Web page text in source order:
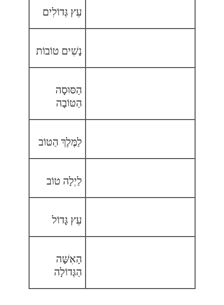
עֵץ גְּדוֹלִים
נָשִׁים טוֹבוֹת
הַסּוּסָה
הַטּוֹבָה
לַמֶּלֶךְ הַטּוֹב
לַיְלָה טוֹב
עֵץ גָּדוֹל
הָאִשָּׁה
הַגְּדוֹלָה